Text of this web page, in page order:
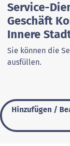
Service-
Geschäft
Innere
Sie können die
ausfüllen.
Hinzufügen /